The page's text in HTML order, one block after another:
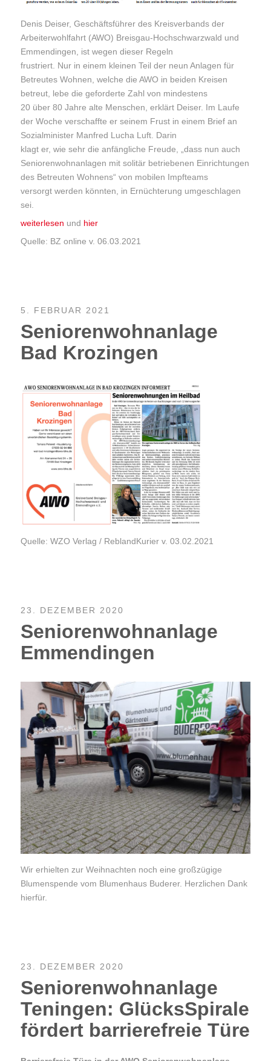
Denis Deiser, Geschäftsführer des Kreisverbands der
Arbeiterwohlfahrt (AWO) Breisgau-Hochschwarzwald und
Emmendingen, ist wegen dieser Regeln
frustriert. Nur in einem kleinen Teil der neun Anlagen für
Betreutes Wohnen, welche die AWO in beiden Kreisen
betreut, lebe die geforderte Zahl von mindestens
20 über 80 Jahre alte Menschen, erklärt Deiser. Im Laufe
der Woche verschaffte er seinem Frust in einem Brief an
Sozialminister Manfred Lucha Luft. Darin
klagt er, wie sehr die anfängliche Freude, „dass nun auch
Seniorenwohnanlagen mit solitär betriebenen Einrichtungen
des Betreuten Wohnens“ von mobilen Impfteams
versorgt werden könnten, in Ernüchterung umgeschlagen
sei.
weiterlesen und hier
Quelle: BZ online v. 06.03.2021
5. FEBRUAR 2021
Seniorenwohnanlage
Bad Krozingen
Quelle: WZO Verlag / ReblandKurier v. 03.02.2021
23. DEZEMBER 2020
Seniorenwohnanlage
Emmendingen
Wir erhielten zur Weihnachten noch eine großzügige
Blumenspende vom Blumenhaus Buderer. Herzlichen Dank
hierfür.
23. DEZEMBER 2020
Seniorenwohnanlage
Teningen: GlücksSpirale
fördert barrierefreie Türe